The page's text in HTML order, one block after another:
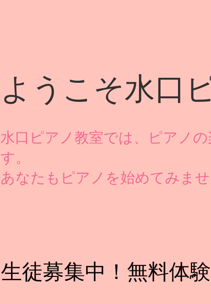
ようこそ水口
水口ピアノ教室では、ピアノ
す。
あなたもピアノを始めてみませ
生徒募集中！無料体